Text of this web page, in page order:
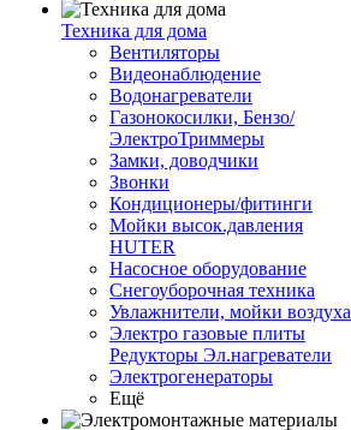
Техника для дома
Вентиляторы
Видеонаблюдение
Водонагреватели
Газонокосилки, Бензо/
ЭлектроТриммеры
Замки, доводчики
Звонки
Кондиционеры/фитинги
Мойки высок.давления
HUTER
Насосное оборудование
Снегоуборочная техника
Увлажнители, мойки воздуха
Электро газовые плиты
Редукторы Эл.нагреватели
Электрогенераторы
Ещё